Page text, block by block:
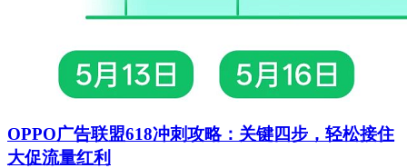
OPPO广告联盟618冲刺攻略：关键四步，轻松接住
大促流量红利